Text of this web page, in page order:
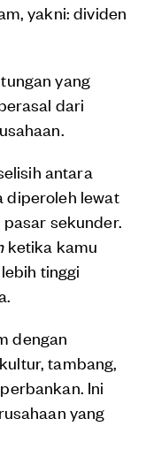
yakni: dividen
yang
dari
antara
diperoleh lewat
sekunder.
ketika kamu
tinggi
dengan
tambang,
Ini
yang